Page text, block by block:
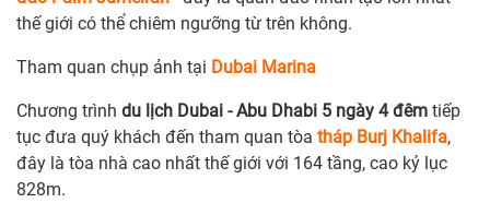
thế giới có thể chiêm ngưỡng từ trên không.
Tham quan chụp ảnh tại Dubai Marina
Chương trình du lịch Dubai - Abu Dhabi 5 ngày 4 đêm tiếp
tục đưa quý khách đến tham quan tòa tháp Burj Khalifa,
đây là tòa nhà cao nhất thế giới với 164 tầng, cao kỷ lục
828m.